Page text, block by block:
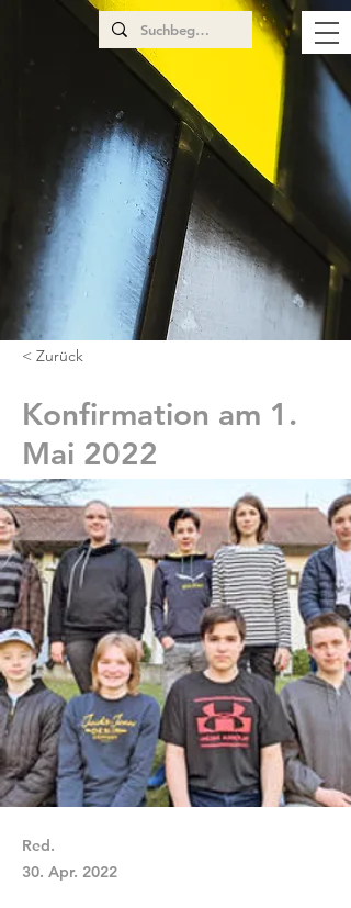
< Zurück
Konfirmation am 1.
Mai 2022
Red.
30. Apr. 2022